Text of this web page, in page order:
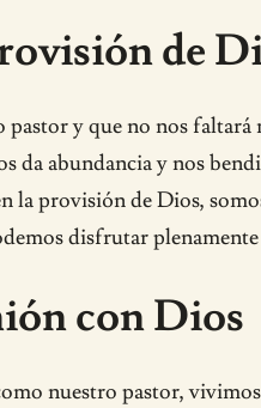
de
pastor y que no nos
da abundancia y nos
la provisión de Dios,
disfrutar
con Dios
nuestro pastor,